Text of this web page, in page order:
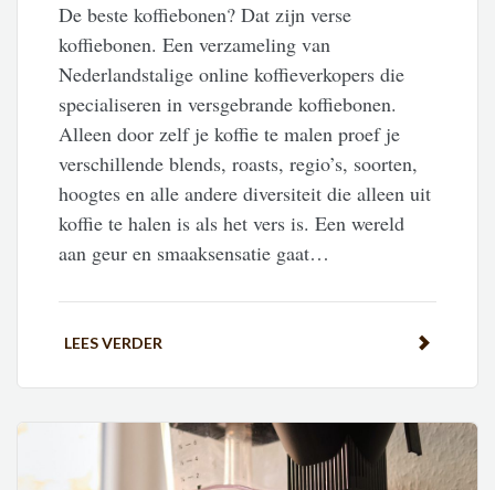
De beste koffiebonen? Dat zijn verse
koffiebonen. Een verzameling van
Nederlandstalige online koffieverkopers die
specialiseren in versgebrande koffiebonen.
Alleen door zelf je koffie te malen proef je
verschillende blends, roasts, regio’s, soorten,
hoogtes en alle andere diversiteit die alleen uit
koffie te halen is als het vers is. Een wereld
aan geur en smaaksensatie gaat…
LEES VERDER